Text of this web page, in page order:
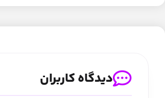
دیدگاه کاربران